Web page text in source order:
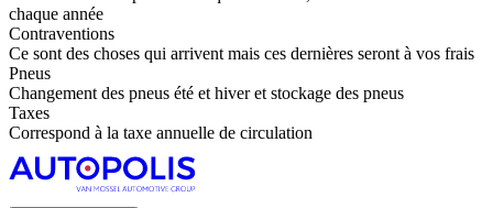
chaque année
Contraventions
Ce sont des choses qui arrivent mais ces dernières seront à vos frais
Pneus
Changement des pneus été et hiver et stockage des pneus
Taxes
Correspond à la taxe annuelle de circulation